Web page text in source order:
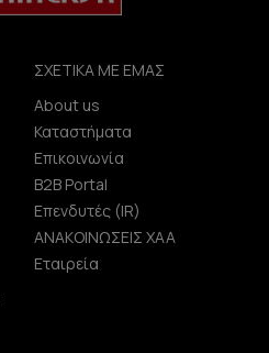
ΣΧΕΤΙΚΑ ΜΕ ΕΜΑΣ
About us
Καταστήματα
Επικοινωνία
B2B Portal
Επενδυτές (IR)
ΑΝΑΚΟΙΝΩΣΕΙΣ ΧΑΑ
Εταιρεία